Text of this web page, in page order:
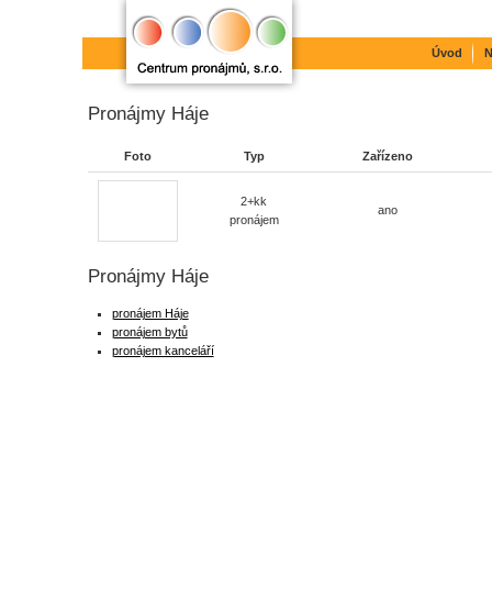
Pronájmy Háje
Foto Typ Zařízeno
2+kk
pronájem
ano
Pronájmy Háje
pronájem Háje
pronájem bytů
pronájem kanceláří
Úvod